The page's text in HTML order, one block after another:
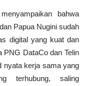
bahwa
Papua Nugini sudah
digital yang kuat dan
PNG DataCo dan Telin
nyata kerja sama yang
terhubung, saling